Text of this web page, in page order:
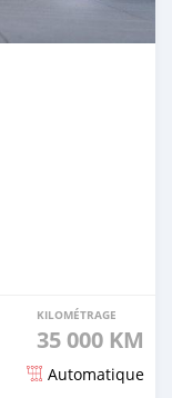
KILOMÉTRAGE
35 000 KM
Automatique